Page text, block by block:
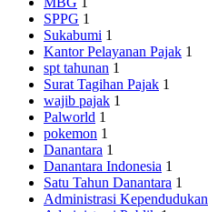
SPPG 1
Sukabumi 1
Kantor Pelayanan Pajak 1
spt tahunan 1
Surat Tagihan Pajak 1
wajib pajak 1
Palworld 1
pokemon 1
Danantara 1
Danantara Indonesia 1
Satu Tahun Danantara 1
Administrasi Kependudukan